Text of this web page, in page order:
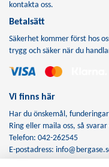
kontakta oss.
Betalsätt
Säkerhet kommer först hos
trygg och säker när du
Vi finns här
Har du önskemål,
Ring eller maila oss, så
Telefon: 042-262545
E-postadress: